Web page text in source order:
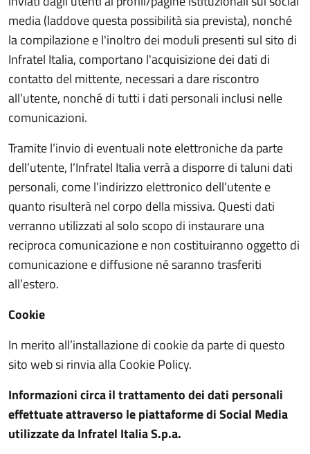
media (laddove questa possibilità sia prevista), nonché
la compilazione e l'inoltro dei moduli presenti sul sito di
Infratel Italia, comportano l'acquisizione dei dati di
contatto del mittente, necessari a dare riscontro
all’utente, nonché di tutti i dati personali inclusi nelle
comunicazioni.
Tramite l’invio di eventuali note elettroniche da parte
dell’utente, l’Infratel Italia verrà a disporre di taluni dati
personali, come l’indirizzo elettronico dell’utente e
quanto risulterà nel corpo della missiva. Questi dati
verranno utilizzati al solo scopo di instaurare una
reciproca comunicazione e non costituiranno oggetto di
comunicazione e diffusione né saranno trasferiti
all’estero.
Cookie
In merito all’installazione di cookie da parte di questo
sito web si rinvia alla Cookie Policy.
Informazioni circa il trattamento dei dati personali
effettuate attraverso le piattaforme di Social Media
utilizzate da Infratel Italia S.p.a.